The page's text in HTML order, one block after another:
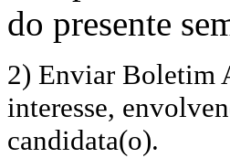
do presente
2) Enviar Boletim
interesse,
candidata(o).